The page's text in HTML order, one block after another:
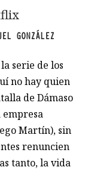
GONZÁLEZ
serie de los
no hay quien
de Dámaso
Martín), sin
renuncien
tanto, la vida